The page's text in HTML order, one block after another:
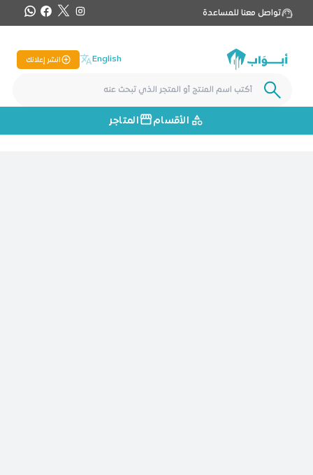
تواصل معنا للمساعدة
English انشر إعلانك
الأقسام المتاجر